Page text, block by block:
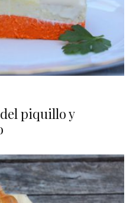
piquillo y